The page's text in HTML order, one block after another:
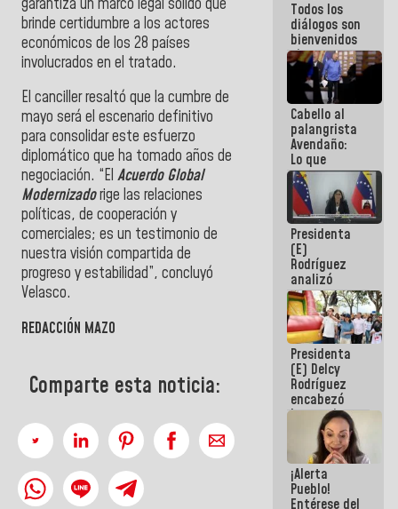
brinde certidumbre a los actores
económicos de los 28 países
involucrados en el tratado.
El canciller resaltó que la cumbre de
mayo será el escenario definitivo
para consolidar este esfuerzo
diplomático que ha tomado años de
negociación. “El Acuerdo Global
Modernizadorige las relaciones
políticas, de cooperación y
comerciales; es un testimonio de
nuestra visión compartida de
progreso y estabilidad”, concluyó
Velasco.
REDACCIÓN MAZO
Comparte esta noticia:
presencial
para el
diálogo
Todos los
diálogos son
bienvenidos
siempre que
estén en el
marco de la
Constitución
de la
República
Cabello al
palangrista
Avendaño:
Lo que
vayas a
escribir
hazlo hoy
por que no
sabemos si
la semana
que viene
hay
programa
Presidenta
(E)
Rodríguez
analizó
junto a
gobernadores
planes de
recuperación
del Sistema
Eléctrico
Nacional
Presidenta
(E) Delcy
Rodríguez
encabezó
lanzamiento
del Plan
Nacional de
Recreación
Vacacional
¡Alerta
Pueblo!
Entérese del